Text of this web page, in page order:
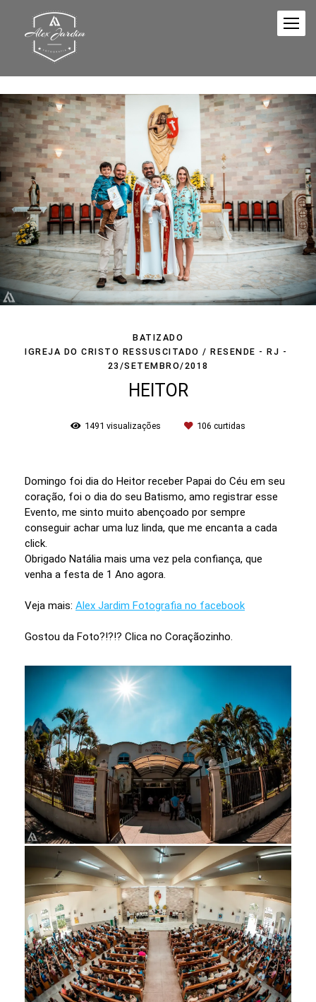
BATIZADO
IGREJA DO CRISTO RESSUSCITADO / RESENDE - RJ
23/SETEMBRO/2018
HEITOR
1491 visualizações 106 curtidas
Domingo foi dia do Heitor receber Papai do Céu em seu
coração, foi o dia do seu Batismo, amo registrar esse
Evento, me sinto muito abençoado por sempre
conseguir achar uma luz linda, que me encanta a cada
click.
Obrigado Natália mais uma vez pela confiança, que
venha a festa de 1 Ano agora.
Veja mais: Alex Jardim Fotografia no facebook
Gostou da Foto?!?!? Clica no Coraçãozinho.